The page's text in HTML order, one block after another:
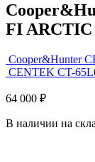
FI
Cooper&Hunter
CENTEK CT-
64 000 ₽
В наличии на